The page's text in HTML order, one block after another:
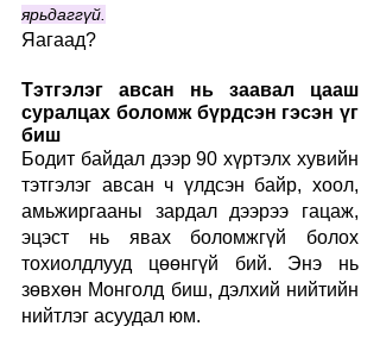
ярьдаггүй.
Яагаад?
Тэтгэлэг авсан нь заавал цааш
суралцах боломж бүрдсэн гэсэн үг
биш
Бодит байдал дээр 90 хүртэлх хувийн
тэтгэлэг авсан ч үлдсэн байр, хоол,
амьжиргааны зардал дээрээ гацаж,
эцэст нь явах боломжгүй болох
тохиолдлууд цөөнгүй бий. Энэ нь
зөвхөн Монголд биш, дэлхий нийтийн
нийтлэг асуудал юм.